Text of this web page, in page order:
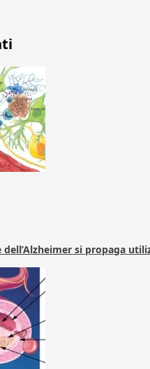
dell’Alzheimer si propaga